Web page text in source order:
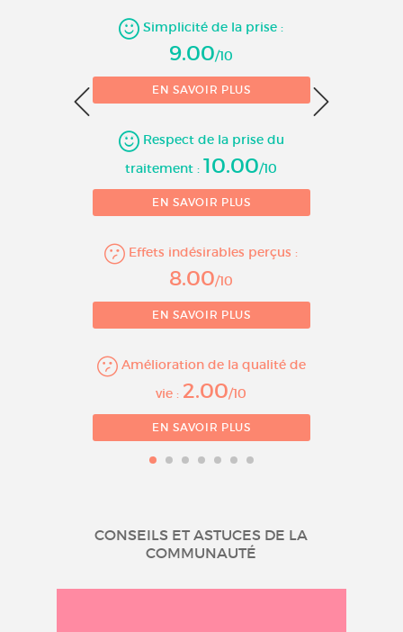
Simplicité de la prise :
9.00/10
EN SAVOIR PLUS
Respect de la prise du
traitement : 10.00/10
EN SAVOIR PLUS
Effets indésirables perçus :
8.00/10
EN SAVOIR PLUS
Amélioration de la qualité de
vie : 2.00/10
EN SAVOIR PLUS
CONSEILS ET ASTUCES DE LA
COMMUNAUTÉ